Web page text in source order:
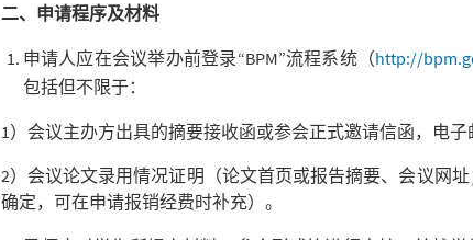
二、申请程序及材料
申请人应在会议举办前登录“BPM”流程系统（http://
包括但不限于：
1）会议主办方出具的摘要接收函或参会正式邀请信函，电子
2）会议论文录用情况证明（论文首页或报告摘要、会议网
确定，可在申请报销经费时补充）。